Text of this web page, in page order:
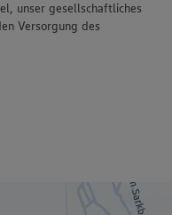
unser gesellschaftliches
Versorgung des